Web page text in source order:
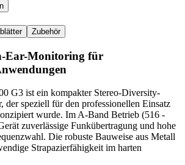
Zubehör
Ear-Monitoring für
G3 ist ein kompakter Stereo-Diversity-
der speziell für den professionellen Einsatz
wurde. Im A-Band Betrieb (516 -
zuverlässige Funkübertragung und hohe
Die robuste Bauweise aus Metall
Strapazierfähigkeit im harten